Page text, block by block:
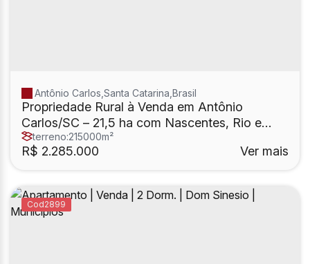
Propriedade Rural à Venda em Antônio
Carlos/SC – 21,5 ha com Nascentes, Rio e
Infraestrutura
R$ 2.285.000
Antônio Carlos Santa Catarina Brasil
terreno:215000m²
Ver mais
2899